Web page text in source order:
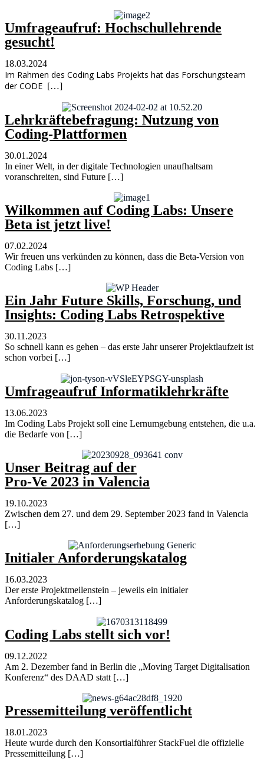
Umfrageaufruf: Hochschullehrende
gesucht!
18.03.2024
Im Rahmen des Coding Labs Projekts hat das Forschungsteam
der CODE […]
Lehrkräftebefragung: Nutzung von
Coding-Plattformen
30.01.2024
In einer Welt, in der digitale Technologien unaufhaltsam
voranschreiten, sind Future […]
Wilkommen auf Coding Labs: Unsere
Beta ist jetzt live!
07.02.2024
Wir freuen uns verkünden zu können, dass die Beta-Version von
Coding Labs […]
Ein Jahr Future Skills, Forschung, und
Insights: Coding Labs Retrospektive
30.11.2023
So schnell kann es gehen – das erste Jahrunserer Projektlaufzeit ist
schon vorbei […]
Umfrageaufruf Informatiklehrkräfte
13.06.2023
Im Coding Labs Projekt soll eine Lernumgebung entstehen, die u.a.
die Bedarfe von […]
Unser Beitrag auf der
Pro-Ve 2023 in Valencia
19.10.2023
Zwischen dem 27. und dem 29. September 2023 fand in Valencia
[…]
Initialer Anforderungskatalog
16.03.2023
Der erste Projektmeilenstein – jeweils ein initialer
Anforderungskatalog […]
Coding Labs stellt sich vor!
09.12.2022
Am 2. Dezember fand in Berlin die „Moving Target Digitalisation
Konferenz“ des DAAD statt […]
Pressemitteilung veröffentlicht
18.01.2023
Heute wurde durch den Konsortialführer StackFuel die offizielle
Pressemitteilung […]